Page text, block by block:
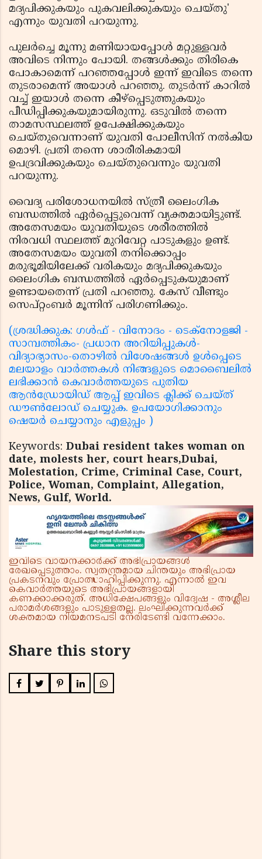
മദ്യപിക്കുകയും പുകവലിക്കുകയും ചെയ്തു'
എന്നും യുവതി പറയുന്നു.
പുലര്‍ച്ചെ മൂന്നു മണിയായപ്പോള്‍ മറ്റുള്ളവര്‍
അവിടെ നിന്നും പോയി. തങ്ങള്‍ക്കും തിരികെ
പോകാമെന്ന് പറഞ്ഞപ്പോള്‍ ഇന്ന് ഇവിടെ തന്നെ
തുടരാമെന്ന് അയാള്‍ പറഞ്ഞു. തുടര്‍ന്ന് കാറില്‍
വച്ച് ഇയാള്‍ തന്നെ കീഴ്‌പ്പെടുത്തുകയും
പീഡിപ്പിക്കുകയുമായിരുന്നു. ഒടുവില്‍ തന്നെ
താമസസ്ഥലത്ത് ഉപേക്ഷിക്കുകയും
ചെയ്തുവെന്നാണ് യുവതി പോലീസിന് നല്‍കിയ
മൊഴി. പ്രതി തന്നെ ശാരീരികമായി
ഉപദ്രവിക്കുകയും ചെയ്തുവെന്നും യുവതി
പറയുന്നു.
വൈദ്യ പരിശോധനയില്‍ സ്ത്രീ ലൈംഗിക
ബന്ധത്തില്‍ ഏര്‍പ്പെട്ടുവെന്ന് വ്യക്തമായിട്ടുണ്ട്.
അതേസമയം യുവതിയുടെ ശരീരത്തില്‍
നിരവധി സ്ഥലത്ത് മുറിവേറ്റ പാടുകളും ഉണ്ട്.
അതേസമയം യുവതി തനിക്കൊപ്പം
മരുഭൂമിയിലേക്ക് വരികയും മദ്യപിക്കുകയും
ലൈംഗിക ബന്ധത്തില്‍ ഏര്‍പ്പെടുകയുമാണ്
ഉണ്ടായതെന്ന് പ്രതി പറഞ്ഞു. കേസ് വീണ്ടും
സെപ്റ്റംബര്‍ മൂന്നിന് പരിഗണിക്കും.
(ശ്രദ്ധിക്കുക: ഗൾഫ് - വിനോദം - ടെക്നോളജി -
സാമ്പത്തികം- പ്രധാന അറിയിപ്പുകൾ-
വിദ്യാഭ്യാസം-തൊഴിൽ വിശേഷങ്ങൾ ഉൾപ്പെടെ
മലയാളം വാർത്തകൾ നിങ്ങളുടെ മൊബൈലിൽ
ലഭിക്കാൻ കെവാർത്തയുടെ പുതിയ
ആൻഡ്രോയിഡ് ആപ്പ് ഇവിടെ ക്ലിക്ക് ചെയ്ത്
ഡൗൺലോഡ് ചെയ്യുക. ഉപയോഗിക്കാനും
ഷെയർ ചെയ്യാനും എളുപ്പം )
Keywords: Dubai resident takes woman on
date, molests her, court hears,Dubai,
Molestation, Crime, Criminal Case, Court,
Police, Woman, Complaint, Allegation,
News, Gulf, World.
ഇവിടെ വായനക്കാർക്ക് അഭിപ്രായങ്ങൾ
രേഖപ്പെടുത്താം. സ്വതന്ത്രമായ ചിന്തയും അഭിപ്രായ
പ്രകടനവും പ്രോത്സാഹിപ്പിക്കുന്നു. എന്നാൽ ഇവ
കെവാർത്തയുടെ അഭിപ്രായങ്ങളായി
കണക്കാക്കരുത്. അധിക്ഷേപങ്ങളും വിദ്വേഷ - അശ്ലീല
പരാമർശങ്ങളും പാടുള്ളതല്ല. ലംഘിക്കുന്നവർക്ക്
ശക്തമായ നിയമനടപടി നേരിടേണ്ടി വന്നേക്കാം.
Share this story